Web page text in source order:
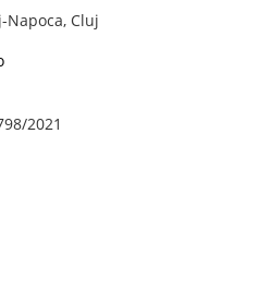
Napoca, Cluj
2021